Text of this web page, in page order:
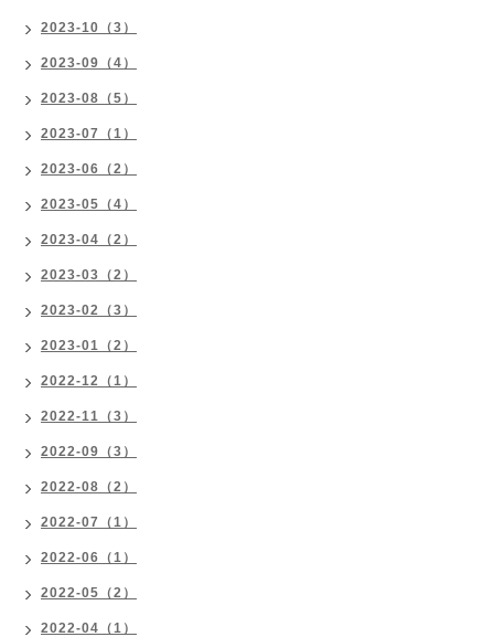
2023-10（3）
2023-09（4）
2023-08（5）
2023-07（1）
2023-06（2）
2023-05（4）
2023-04（2）
2023-03（2）
2023-02（3）
2023-01（2）
2022-12（1）
2022-11（3）
2022-09（3）
2022-08（2）
2022-07（1）
2022-06（1）
2022-05（2）
2022-04（1）